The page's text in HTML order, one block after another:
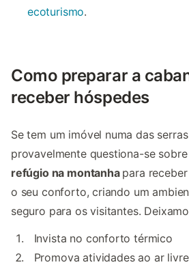
ecoturismo.
Como preparar a
receber hóspedes
Se tem um imóvel numa das
provavelmente questiona-se
refúgio na montanha para
o seu conforto, criando um
seguro para os visitantes.
Invista no conforto térmico
Promova atividades ao ar livre